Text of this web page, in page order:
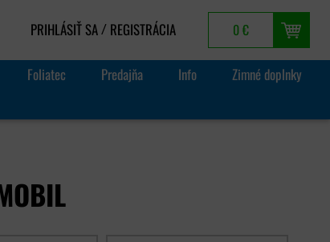
PRIHLÁSIŤ SA / REGISTRÁCIA 0 €
Foliatec Predajňa Info
Zimné doplnky